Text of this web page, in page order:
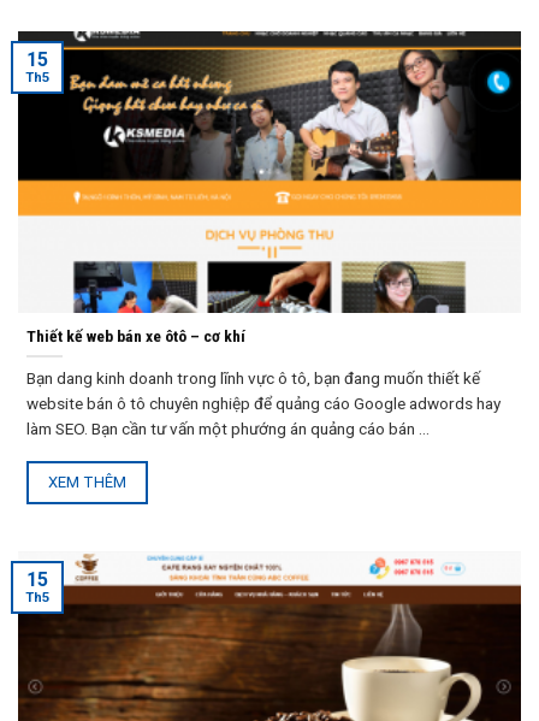
Thiết kế web bán xe ôtô – cơ khí
Bạn dang kinh doanh trong lĩnh vực ô tô, bạn đang muốn thiết kế
website bán ô tô chuyên nghiệp để quảng cáo Google adwords hay
làm SEO. Bạn cần tư vấn một phướng án quảng cáo bán ...
XEM THÊM
15
Th5
15
Th5